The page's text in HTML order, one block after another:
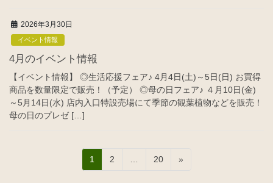
2026年3月30日
イベント情報
4月のイベント情報
【イベント情報】 ◎生活応援フェア♪ 4月4日(土)～5日(日) お買得
商品を数量限定で販売！（予定） ◎母の日フェア♪ ４月10日(金)
～5月14日(水) 店内入口特設売場にて季節の観葉植物などを販売！
母の日のプレゼ […]
固
定
1
固
2
固
20 »